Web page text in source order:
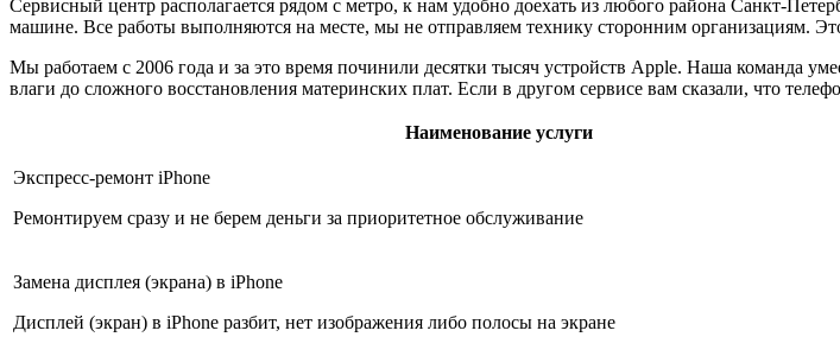
Сервисный центр располагается рядом с метро, к нам удобно доехать из любого района Санкт-
машине. Все работы выполняются на месте, мы не отправляем технику сторонним организациям.
Мы работаем с 2006 года и за это время починили десятки тысяч устройств Apple. Наша команда
влаги до сложного восстановления материнских плат. Если в другом сервисе вам сказали, что
Наименование услуги
Экспресс-ремонт iPhone
Ремонтируем сразу и не берем деньги за приоритетное обслуживание
Замена дисплея (экрана) в iPhone
Дисплей (экран) в iPhone разбит, нет изображения либо полосы на экране